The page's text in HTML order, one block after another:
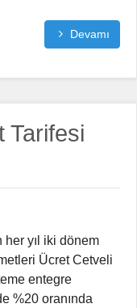
Devamı
Tarifesi
her yıl iki dönem
Ücret Cetveli
entegre
%20 oranında